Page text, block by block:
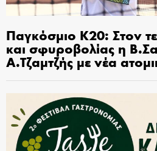
Παγκόσμιο Κ20: Στον
και σφυροβολίας η
Α.Τζαμτζής με νέα